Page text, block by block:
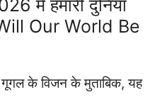
में हमारी दुनिया
Our World Be
के विजन के मुताबिक, यह